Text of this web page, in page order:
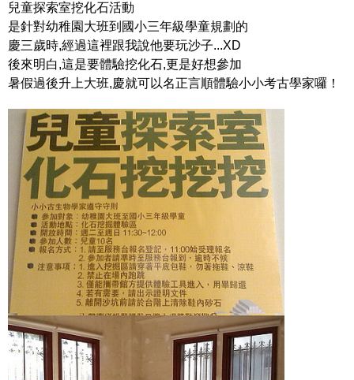
兒童探索室挖化石活動
是針對幼稚園大班到國小三年級學童規劃的
慶三歲時,經過這裡跟我說他要玩沙子...XD
後來明白,這是要體驗挖化石,更是好想參加
暑假過後升上大班,慶就可以名正言順體驗小小考古學家囉！